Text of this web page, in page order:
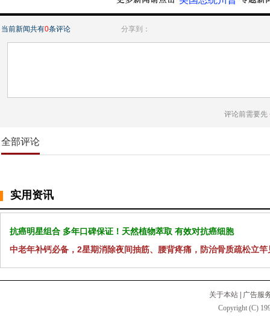
当前新闻共有0条评论 分享到：
评论前需要先
全部评论
实用资讯
抗癌明星组合 多年口碑保证！天然植物萃取 有效对抗癌细胞
中老年补钙必备，2星期消除夜间抽筋、腰背疼痛，防治骨质疏松立竿
关于本站
广告服
Copyright (C)